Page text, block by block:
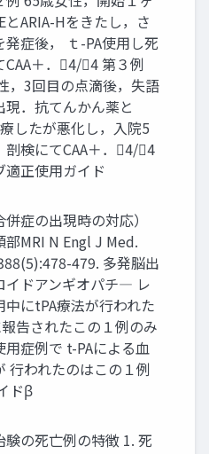
とARIA-Hをきたし，さ
発症後， ｔ-PA使用し死
CAA＋．4/4 第３例
，3回目の点滴後，失語
．抗てんかん薬と
したが悪化し，入院5
剖検にてCAA＋．4/4
正使用ガイド
症の出現時の対応）
MRI N Engl J Med.
479. 多発脳出
イドアンギオパチ― レ
中にtPA療法が行われた
告されたこの１例のみ
用症例で t-PAによる血
行われたのはこの１例
ドβ
験の死亡例の特徴 1. 死